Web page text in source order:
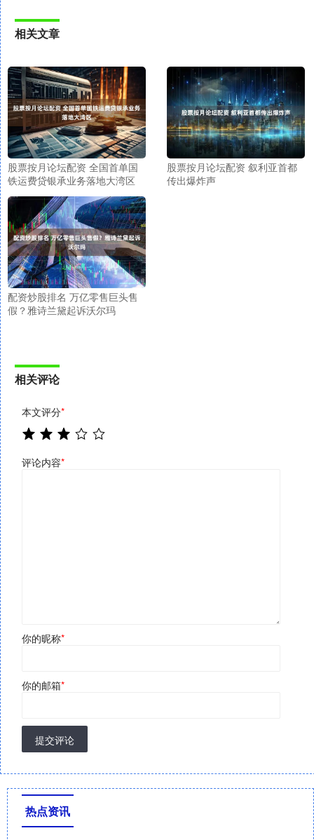
相关文章
股票按月论坛配资 全国首单国
铁运费贷银承业务落地大湾区
股票按月论坛配资 叙利亚首都
传出爆炸声
配资炒股排名 万亿零售巨头售
假？雅诗兰黛起诉沃尔玛
相关评论
本文评分*
评论内容*
你的昵称*
你的邮箱*
提交评论
热点资讯